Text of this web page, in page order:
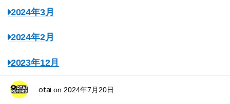
2024年3月
2024年2月
2023年12月
2023年11月
otai on 2024年7月20日